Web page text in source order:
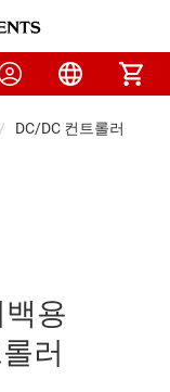
DC/DC 컨트롤러
용
러